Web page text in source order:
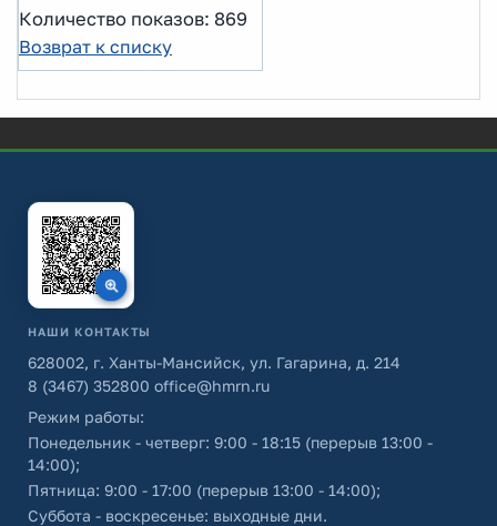
Количество показов: 869
Возврат к списку
НАШИ КОНТАКТЫ
628002, г. Ханты-Мансийск, ул. Гагарина, д. 214
8 (3467) 352800 office@hmrn.ru
Режим работы:
Понедельник - четверг: 9:00 - 18:15 (перерыв 13:00 -
14:00);
Пятница: 9:00 - 17:00 (перерыв 13:00 - 14:00);
Суббота - воскресенье: выходные дни.